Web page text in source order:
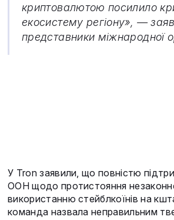
криптовалютою посилило
екосистему регіону», —
представники міжнародної
У Tron заявили, що повністю
ООН щодо протистояння
використанню стейблкоїнів на
команда назвала неправильним